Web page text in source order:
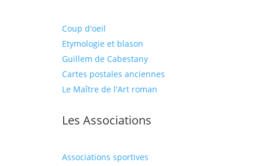
Coup d'oeil
Etymologie et blason
Guillem de Cabestany
Cartes postales anciennes
Le Maître de l'Art roman
Les Associations
Associations sportives